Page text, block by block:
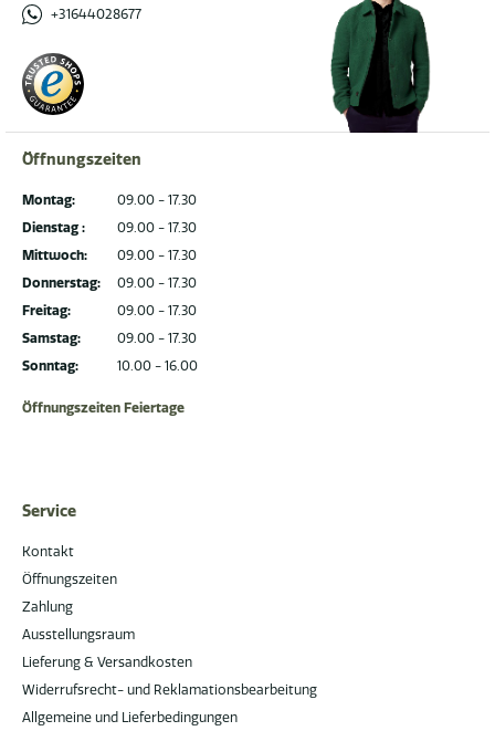
+31644028677
Öffnungszeiten
Montag:
Dienstag :
Mittwoch:
Donnerstag:
Freitag:
Samstag:
Sonntag:
09.00 - 17.30
09.00 - 17.30
09.00 - 17.30
09.00 - 17.30
09.00 - 17.30
09.00 - 17.30
10.00 - 16.00
Öffnungszeiten Feiertage
Service
Kontakt
Öffnungszeiten
Zahlung
Ausstellungsraum
Lieferung & Versandkosten
Widerrufsrecht- und Reklamationsbearbeitung
Allgemeine und Lieferbedingungen